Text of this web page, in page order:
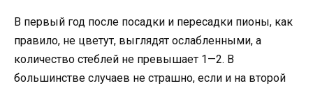
В первый год после посадки и пересадки пионы, как
правило, не цветут, выглядят ослабленными, а
количество стеблей не превышает 1—2. В
большинстве случаев не страшно, если и на второй